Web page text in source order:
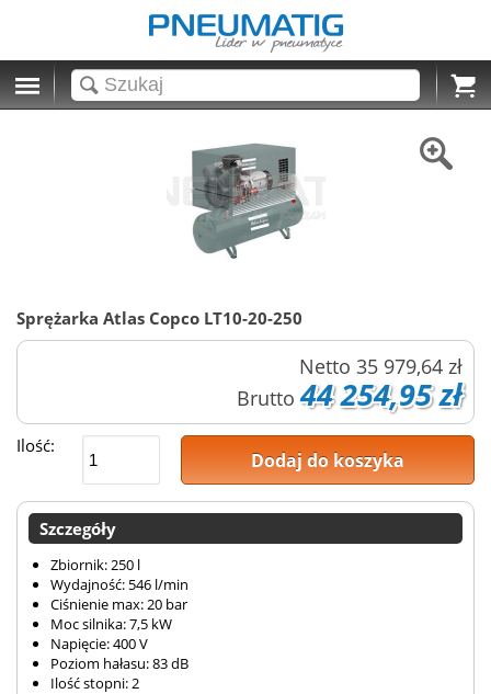
Cart
Sprężarka Atlas Copco LT10-20-250
Netto 35 979,64 zł
Brutto 44 254,95 zł
Ilość:
Dodaj do koszyka
Szczegóły
Zbiornik: 250 l
Wydajność: 546 l/min
Ciśnienie max: 20 bar
Moc silnika: 7,5 kW
Napięcie: 400 V
Poziom hałasu: 83 dB
Ilość stopni: 2